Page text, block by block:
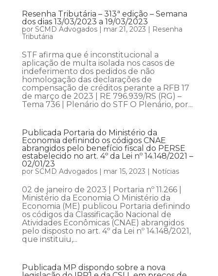
Resenha Tributária – 313ª edição – Semana
dos dias 13/03/2023 a 19/03/2023
por SCMD Advogados| mar 21, 2023 | Resenha
Tributária
STF afirma que é inconstitucional a
aplicação de multa isolada nos casos de
indeferimento dos pedidos de não
homologação das declarações de
compensação de créditos perante a RFB 17
de março de 2023 | RE 796.939/RS (RG) –
Tema 736 | Plenário do STF O Plenário, por...
Publicada Portaria do Ministério da
Economia definindo os códigos CNAE
abrangidos pelo benefício fiscal do PERSE
estabelecido no art. 4º da Lei nº 14.148/2021 –
02/01/23
por SCMD Advogados| mar 15, 2023 | Notícias
02 de janeiro de 2023 | Portaria nº 11.266 |
Ministério da Economia O Ministério da
Economia (ME) publicou Portaria definindo
os códigos da Classificação Nacional de
Atividades Econômicas (CNAE) abrangidos
pelo disposto no art. 4º da Lei nº 14.148/2021,
que instituiu,...
Publicada MP dispondo sobre a nova